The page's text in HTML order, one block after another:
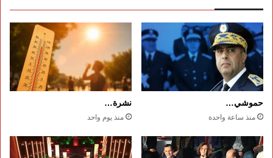
حموشي…
منذ ساعة واحدة
نشرة…
منذ يوم واحد